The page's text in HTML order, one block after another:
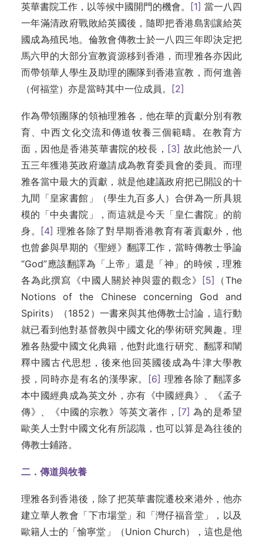
英華書院工作，以等候中國開門的機會。
[1] 當一八四
一年滿清政府戰敗給英國後，隨即把香港島割讓給英
國成為殖民地。倫敦會傳教士於一八四三年即決定把
馬六甲的大部分宣教資源移到香港，而理雅各亦因此
而帶領華人學生及助理的團隊到香港宣教，而何進善
（何福堂）亦是當時其中一位成員。
[2]
作為帶領團隊的領袖理雅各，他在華的貢獻分別有教
育、中西文化交流和傳道牧養三個範疇。在教育方
面，因他是香港英華書院的校長， [3] 故此他於一八
五三年獲港英政府邀請成為教育委員會的委員。而理
雅各當中最大的貢獻，就是他建議政府把已開設的十
九間「皇家書館」（學生九百多人）合併為一所具規
模的「中央書院」，而這就是今天「皇仁書院」的前
身。
[4] 理雅各除了對早期香港教育有著貢獻外，他
也曾參與早期的《聖經》翻譯工作，當時傳教士爭論
“God”應該翻譯為「上帝」還是「神」的時候，理雅
各為此撰寫《中國人關於神與靈的觀念》
[5]
（The
Notions of the Chinese concerning God and
Spirits）（1852）一書來與其他傳教士討論，這行動
就已看到他對基督教與中國文化的學術研究興趣。理
雅各熱愛中國文化典籍，他對此進行研究、翻譯和闡
釋中國古代思想，後來他回英國後成為牛津大學教
授，同時亦是有名的漢學家。
[6] 理雅各除了翻譯多
本中國經典成為英文外，亦有《中國經典》、《孟子
傳》、《中國的宗教》等英文著作， [7] 為的是希望
歐美人士對中國文化有所認識，也可以算是為往後的
傳教士鋪路。
二．傳道與牧養
理雅各到香港後，除了把英華書院遷校來港外，他亦
建立華人教會「下市場堂」和「灣仔福音堂」，以及
歐籍人士的「愉寧堂」（Union Church），這也是他